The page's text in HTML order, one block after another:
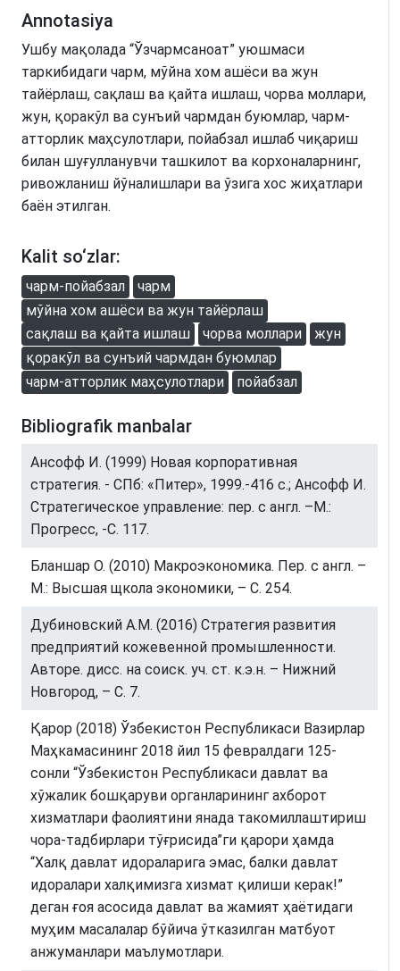
Annotasiya
Ушбу мақолада “Ўзчармсаноат” уюшмаси
таркибидаги чарм, мўйна хом ашёси ва жун
тайёрлаш, сақлаш ва қайта ишлаш, чорва моллари,
жун, қоракўл ва сунъий чармдан буюмлар, чарм-
атторлик маҳсулотлари, пойабзал ишлаб чиқариш
билан шуғулланувчи ташкилот ва корхоналарнинг,
ривожланиш йўналишлари ва ўзига хос жиҳатлари
баён этилган.
Kalit so‘zlar:
чарм-пойабзал
чарм
мўйна хом ашёси ва жун тайёрлаш
сақлаш ва қайта ишлаш
чорва моллари
жун
қоракўл ва сунъий чармдан буюмлар
чарм-атторлик маҳсулотлари
пойабзал
Bibliografik manbalar
Ансофф И. (1999) Новая корпоративная
стратегия. - СПб: «Питер», 1999.-416 с.; Ансофф И.
Стратегическое управление: пер. с англ. –М.:
Прогресс, -С. 117.
Бланшар О. (2010) Макроэкономика. Пер. с англ. –
М.: Высшая щкола экономики, – С. 254.
Дубиновский А.М. (2016) Стратегия развития
предприятий кожевенной промышленности.
Авторе. дисс. на соиск. уч. ст. к.э.н. – Нижний
Новгород, – С. 7.
Қарор (2018) Ўзбекистон Республикаси Вазирлар
Маҳкамасининг 2018 йил 15 февралдаги 125-
сонли “Ўзбекистон Республикаси давлат ва
хўжалик бошқаруви органларининг ахборот
хизматлари фаолиятини янада такомиллаштириш
чора-тадбирлари тўғрисида”ги қарори ҳамда
“Халқ давлат идораларига эмас, балки давлат
идоралари халқимизга хизмат қилиши керак!”
деган ғоя асосида давлат ва жамият ҳаётидаги
муҳим масалалар бўйича ўтказилган матбуот
анжуманлари маълумотлари.